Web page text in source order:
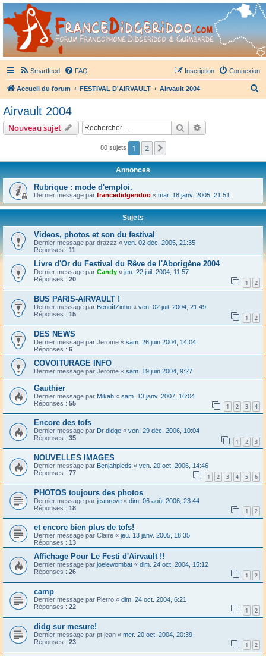
France Didgeridoo
Didgeridoo et Guimbarde sur France Didgeridoo - retrouvez la communauté.
Smartfeed FAQ Connexion
Inscription
Accueil du forum FESTIVAL D'AIRVAULT Airvault 2004
r
e
Airvault 2004
Nouveau sujet Rechercher
80 sujets 1 2
Annonces
Rubrique : mode d'emploi.
Dernier message par francedidgeridoo « mar. 18 janv. 2005, 21:51
Sujets
Videos, photos et son du festival
Dernier message par drazzz « ven. 02 déc. 2005, 21:35
Réponses : 11
Livre d'Or du Festival du Rêve de l'Aborigène 2004
Dernier message par Candy « jeu. 22 juil. 2004, 11:57
Réponses : 20 1 2
BUS PARIS-AIRVAULT !
Dernier message par BenoîtZinho « ven. 02 juil. 2004, 21:49
Réponses : 15 1 2
DES NEWS
Dernier message par Jerome « sam. 26 juin 2004, 14:04
Réponses : 6
COVOITURAGE INFO
Dernier message par Jerome « sam. 19 juin 2004, 9:27
Gauthier
Dernier message par Mikah « sam. 13 janv. 2007, 16:04
Réponses : 55 1 2 3 4
Encore des tofs
Dernier message par Dr didge « ven. 29 déc. 2006, 10:04
Réponses : 35 1 2 3
NOUVELLES IMAGES
Dernier message par Benjahpieds « ven. 20 oct. 2006, 14:46
Réponses : 77 1 2 3 4 5 6
PHOTOS toujours des photos
Dernier message par jeanreve « dim. 06 août 2006, 23:44
Réponses : 18 1 2
et encore bien plus de tofs!
Dernier message par Claire « jeu. 13 janv. 2005, 18:35
Réponses : 13
Affichage Pour Le Festi d'Airvault !!
Dernier message par joelewombat « dim. 24 oct. 2004, 15:12
Réponses : 26 1 2
camp
Dernier message par Pierro « dim. 24 oct. 2004, 6:21
Réponses : 22 1 2
didg sur mesure!
Dernier message par pt jean « mer. 20 oct. 2004, 20:39
Réponses : 23 1 2